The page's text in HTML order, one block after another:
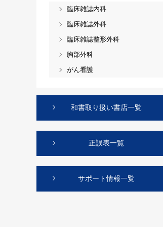
臨床雑誌内科
臨床雑誌外科
臨床雑誌整形外科
胸部外科
がん看護
和書取り扱い書店一覧
正誤表一覧
サポート情報一覧